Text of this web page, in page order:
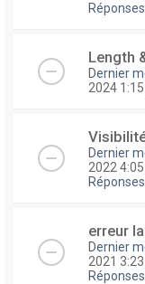
Réponses
Length
Dernier
2024
Dernier
2022
Réponses
erreur
Dernier
2021
Réponses